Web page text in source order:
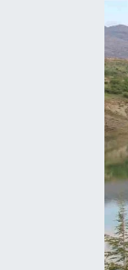
Siyaset
YEREL
Haberde
Tanıtım